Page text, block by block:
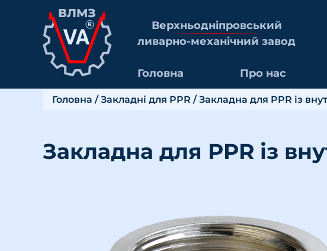
Верхньоднiпровський
ливарно-механiчний завод
Головна Про нас
Головна /Закладні для PPR / Закладна для PPR із
Закладна для PPR із